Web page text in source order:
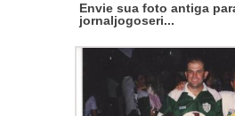
Envie sua foto antiga
jornaljogoseri...